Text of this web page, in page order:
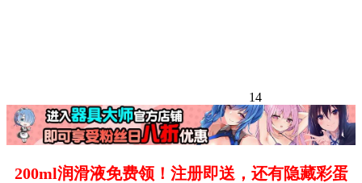
14
200ml润滑液免费领！注册即送，还有隐藏彩蛋